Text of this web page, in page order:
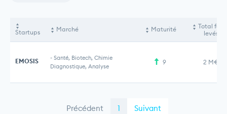
Startups Marché Maturité
Total
levés
EMOSIS - Santé, Biotech, Chimie
Diagnostique, Analyse
9 2 M€
Précédent 1 Suivant